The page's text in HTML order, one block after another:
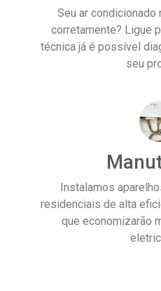
Seu ar condicionado
corretamente? Ligue
técnica já é possível
seu
Instalamos
residenciais de alta
que economizarão